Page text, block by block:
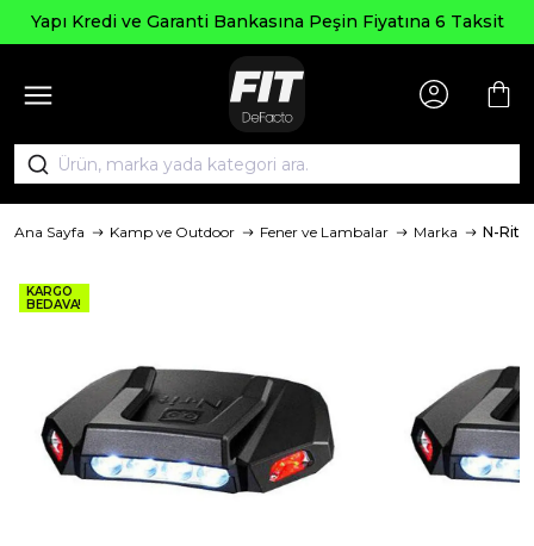
Yapı Kredi ve Garanti Bankasına Peşin Fiyatına 6 Taksit
Ana Sayfa Kamp ve Outdoor Fener ve Lambalar Marka N-Rit
KARGO
BEDAVA!